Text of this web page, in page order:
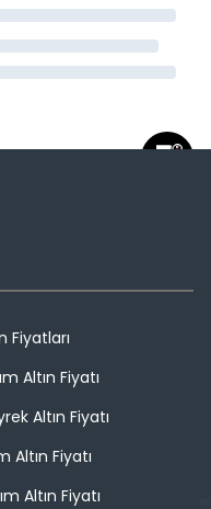
Fiyatları
Altın Fiyatı
Altın Fiyatı
Altın Fiyatı
Altın Fiyatı